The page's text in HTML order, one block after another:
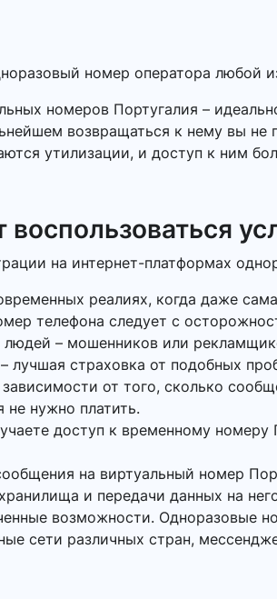
номер оператора любой
номеров Португалия –
возвращаться к нему вы не
утилизации, и доступ к ним
на интернет-платформах
реалиях, когда даже
телефона следует с
– мошенников или
лучшая страховка от подобных
зависимости от того, сколько
не нужно платить.
доступ к временному номеру
на виртуальный номер
и передачи данных на
возможности. Одноразовые
сети различных стран,